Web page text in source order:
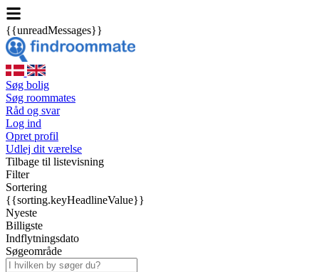
{{unreadMessages}}
Søg bolig
Søg roommates
Råd og svar
Log ind
Opret profil
Udlej dit værelse
Tilbage til listevisning
Filter
Sortering
{{sorting.keyHeadlineValue}}
Nyeste
Billigste
Indflytningsdato
Søgeområde